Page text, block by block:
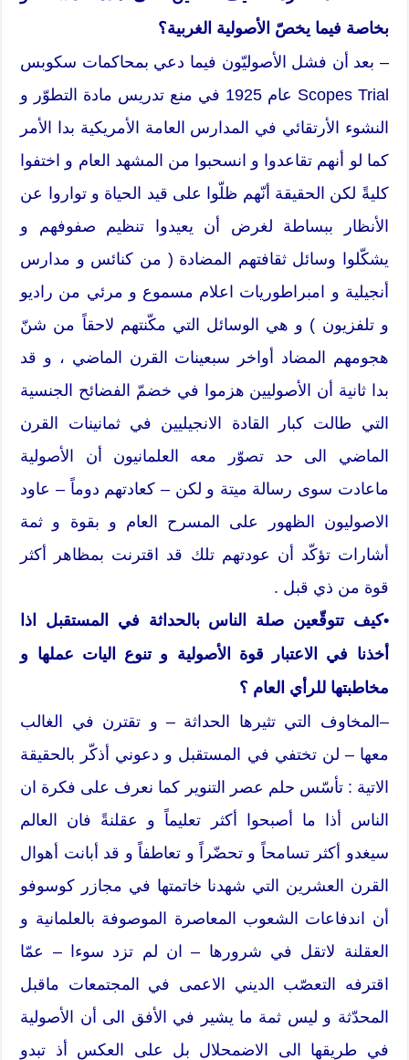
بخاصة فيما يخصّ الأصولية الغربية؟
– بعد أن فشل الأصوليّون فيما دعي بمحاكمات سكوبس
Scopes Trial عام 1925 في منع تدريس مادة التطوّر و
النشوء الأرتقائي في المدارس العامة الأمريكية بدا الأمر
كما لو أنهم تقاعدوا و انسحبوا من المشهد العام و اختفوا
كليةً لكن الحقيقة أنّهم ظلّوا على قيد الحياة و تواروا عن
الأنظار ببساطة لغرض أن يعيدوا تنظيم صفوفهم و
يشكّلوا وسائل ثقافتهم المضادة ( من كنائس و مدارس
أنجيلية و امبراطوريات اعلام مسموع و مرئي من راديو
و تلفزيون ) و هي الوسائل التي مكّنتهم لاحقاً من شنّ
هجومهم المضاد أواخر سبعينات القرن الماضي ، و قد
بدا ثانية أن الأصوليين هزموا في خضمّ الفضائح الجنسية
التي طالت كبار القادة الانجيليين في ثمانينات القرن
الماضي الى حد تصوّر معه العلمانيون أن الأصولية
ماعادت سوى رسالة ميتة و لكن – كعادتهم دوماً – عاود
الاصوليون الظهور على المسرح العام و بقوة و ثمة
أشارات تؤكّد أن عودتهم تلك قد اقترنت بمظاهر أكثر
قوة من ذي قبل .
•كيف تتوقّعين صلة الناس بالحداثة في المستقبل اذا
أخذنا في الاعتبار قوة الأصولية و تنوع اليات عملها و
مخاطبتها للرأي العام ؟
–المخاوف التي تثيرها الحداثة – و تقترن في الغالب
معها – لن تختفي في المستقبل و دعوني أذكّر بالحقيقة
الاتية : تأسّس حلم عصر التنوير كما نعرف على فكرة ان
الناس أذا ما أصبحوا أكثر تعليماً و عقلنةً فان العالم
سيغدو أكثر تسامحاً و تحضّراً و تعاطفاً و قد أبانت أهوال
القرن العشرين التي شهدنا خاتمتها في مجازر كوسوفو
أن اندفاعات الشعوب المعاصرة الموصوفة بالعلمانية و
العقلنة لاتقل في شرورها – ان لم تزد سوءا – عمّا
اقترفه التعصّب الديني الاعمى في المجتمعات ماقبل
المحدّثة و ليس ثمة ما يشير في الأفق الى أن الأصولية
في طريقها الى الاضمحلال بل على العكس أذ تبدو